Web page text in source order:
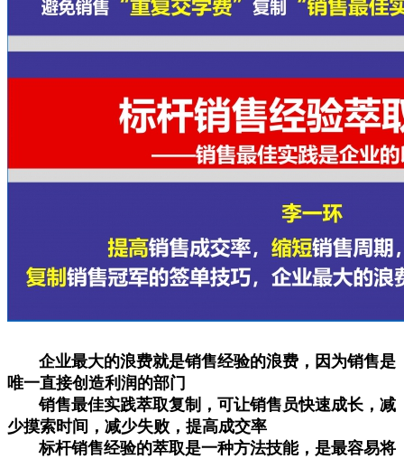
企业最大的浪费就是销售经验的浪费 ，因为销售是
唯一直接创造利润的部门
销售最佳实践萃取复制，可让销售员快速成长，减
少摸索时间，减少失败，提高成交率
标杆销售经验的萃取是一种方法技能，是最容易将